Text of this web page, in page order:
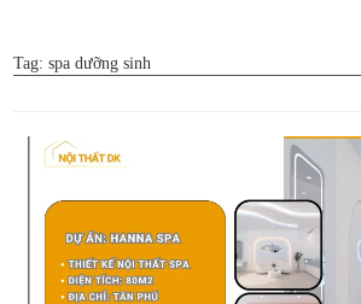
Tag:spa dưỡng sinh